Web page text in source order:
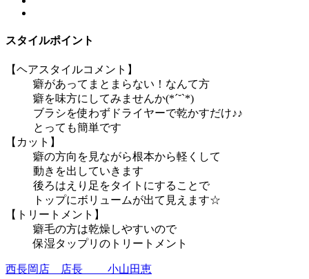
スタイルポイント
【ヘアスタイルコメント】
癖があってまとまらない！なんて方
癖を味方にしてみませんか(*ˊ˘ˋ*)
ブラシを使わずドライヤーで乾かすだけ♪♪
とっても簡単です
【カット】
癖の方向を見ながら根本から軽くして
動きを出していきます
後ろはえり足をタイトにすることで
トップにボリュームが出て見えます☆
【トリートメント】
癖毛の方は乾燥しやすいので
保湿タップリのトリートメント
西長岡店 店長 小山田恵